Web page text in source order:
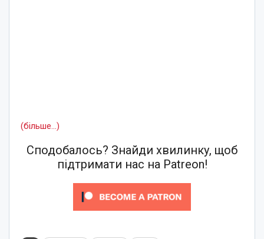
(більше…)
Сподобалось? Знайди хвилинку, щоб
підтримати нас на Patreon!